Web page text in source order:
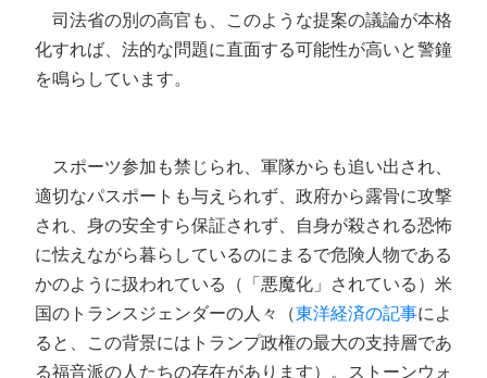
司法省の別の高官も、このような提案の議論が本格
化すれば、法的な問題に直面する可能性が高いと警鐘
を鳴らしています。
スポーツ参加も禁じられ、軍隊からも追い出され、
適切なパスポートも与えられず、政府から露骨に攻撃
され、身の安全すら保証されず、自身が殺される恐怖
に怯えながら暮らしているのにまるで危険人物である
かのように扱われている（「悪魔化」されている）米
国のトランスジェンダーの人々（東洋経済の記事によ
ると、この背景にはトランプ政権の最大の支持層であ
る福音派の人たちの存在があります）。ストーンウォ